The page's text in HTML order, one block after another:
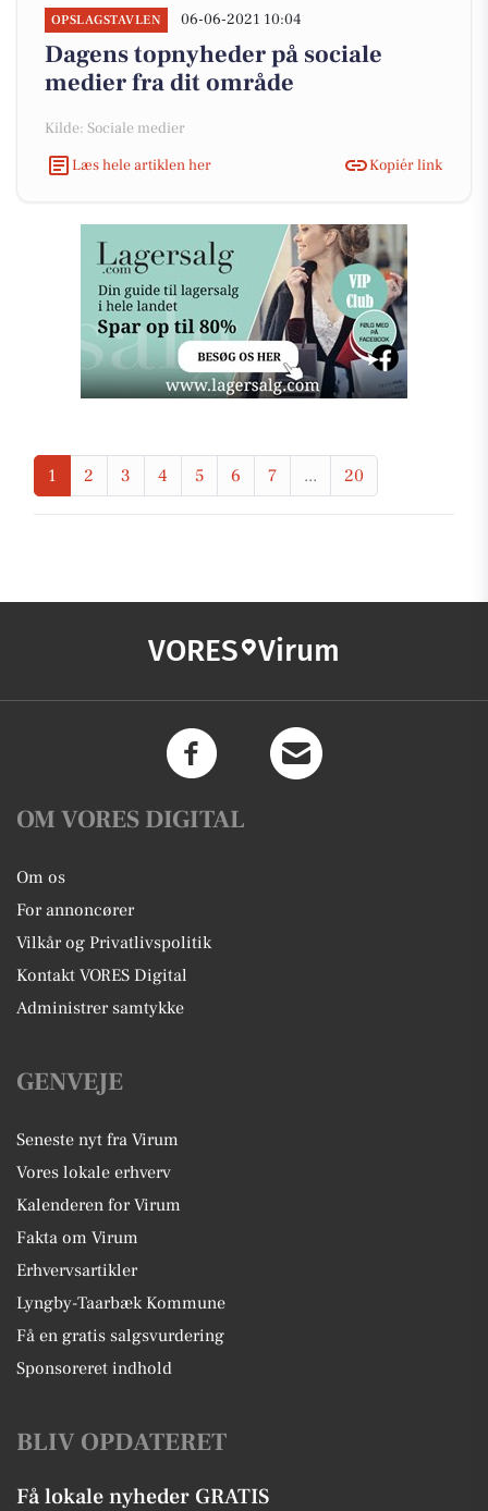
OPSLAGSTAVLEN 06-06-2021 10:04
Dagens topnyheder på sociale
medier fra dit område
Kilde: Sociale medier
Læs hele artiklen her
Kopiér link
1 2 3 4 5 6 7 ... 20
VORES Virum
OM VORES DIGITAL
Om os
For annoncører
Vilkår og Privatlivspolitik
Kontakt VORES Digital
Administrer samtykke
GENVEJE
Seneste nyt fra Virum
Vores lokale erhverv
Kalenderen for Virum
Fakta om Virum
Erhvervsartikler
Lyngby-Taarbæk Kommune
Få en gratis salgsvurdering
Sponsoreret indhold
BLIV OPDATERET
Få lokale nyheder GRATIS